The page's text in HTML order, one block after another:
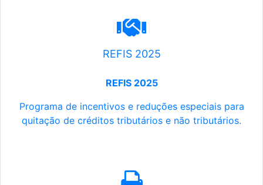
REFIS 2025
REFIS 2025
Programa de incentivos e reduções especiais para
quitação de créditos tributários e não tributários.